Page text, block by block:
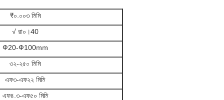
₹০.০০৩ মিমি
√ রা০।40
Ф20-Ф100mm
৩২-২৫০ মিমি
এফ৩-এফ২২ মিমি
এফ৪.৩-এফ৫০ মিমি